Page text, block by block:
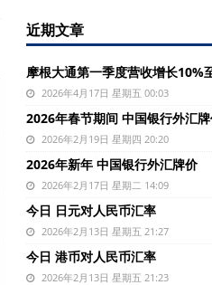
近期文章
摩根大通第一季度营收增长10%
2026年4月17日 星期五 00:03
2026年春节期间 中国银行外汇
2026年2月19日 星期四 20:20
2026年新年 中国银行外汇牌价
2026年2月17日 星期二 14:09
今日 日元对人民币汇率
2026年2月13日 星期五 21:27
今日 港币对人民币汇率
2026年2月13日 星期五 21:23